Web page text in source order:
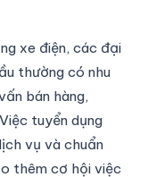
xe điện, các đại
thường có nhu
bán hàng,
tuyển dụng
vụ và chuẩn
thêm cơ hội việc